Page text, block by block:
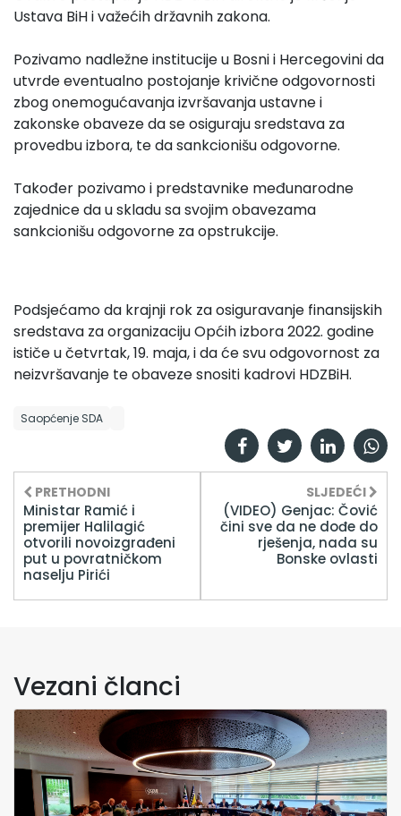
Ustava BiH i važećih državnih zakona.
Pozivamo nadležne institucije u Bosni i Hercegovini da
utvrde eventualno postojanje krivične odgovornosti
zbog onemogućavanja izvršavanja ustavne i
zakonske obaveze da se osiguraju sredstava za
provedbu izbora, te da sankcionišu odgovorne.
Također pozivamo i predstavnike međunarodne
zajednice da u skladu sa svojim obavezama
sankcionišu odgovorne za opstrukcije.
Podsjećamo da krajnji rok za osiguravanje finansijskih
sredstava za organizaciju Općih izbora 2022. godine
ističe u četvrtak, 19. maja, i da će svu odgovornost za
neizvršavanje te obaveze snositi kadrovi HDZBiH.
Saopćenje SDA
PRETHODNI
Ministar Ramić i
premijer Halilagić
otvorili novoizgrađeni
put u povratničkom
naselju Pirići
SLJEDEĆI
(VIDEO) Genjac: Čović
čini sve da ne dođe do
rješenja, nada su
Bonske ovlasti
Vezani članci